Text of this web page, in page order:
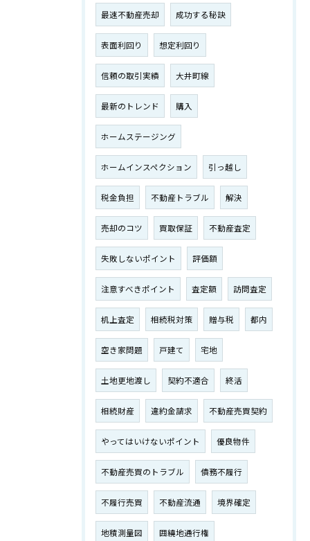
最速不動産売却 成功する秘訣
表面利回り 想定利回り
信頼の取引実績 大井町線
最新のトレンド 購入
ホームステージング
ホームインスペクション 引っ越し
税金負担 不動産トラブル 解決
売却のコツ 買取保証 不動産査定
失敗しないポイント 評価額
注意すべきポイント 査定額 訪問査定
机上査定 相続税対策 贈与税 都内
空き家問題 戸建て 宅地
土地更地渡し 契約不適合 終活
相続財産 違約金請求 不動産売買契約
やってはいけないポイント 優良物件
不動産売買のトラブル 債務不履行
不履行売買 不動産流通 境界確定
地積測量図 囲繞地通行権